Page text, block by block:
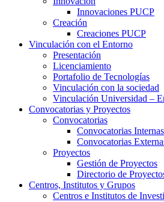
Innovaciones PUCP
Creación
Creaciones PUCP
Vinculación con el Entorno
Presentación
Licenciamiento
Portafolio de Tecnologías
Vinculación con la sociedad
Vinculación Universidad –
Convocatorias y Proyectos
Convocatorias
Convocatorias Internas
Convocatorias
Proyectos
Gestión de Proyectos
Directorio de
Centros, Institutos y Grupos
Centros e Institutos de